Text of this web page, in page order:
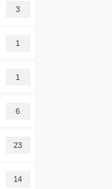
3
1
1
6
23
14